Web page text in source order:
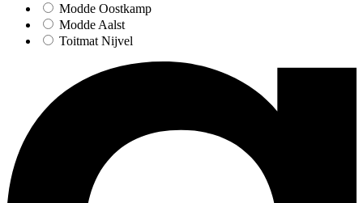
Modde Oostkamp
Modde Aalst
Toitmat Nijvel